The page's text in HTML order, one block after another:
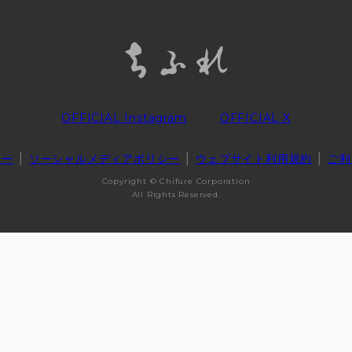
OFFICIAL Instagram OFFICIAL X
ソーシャルメディアポリシー ウェブサイト利用規約 ご
Copyright © Chifure Corporation
All Rights Reserved.